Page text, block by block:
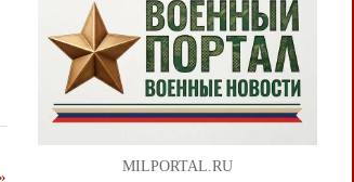
MILPORTAL.RU